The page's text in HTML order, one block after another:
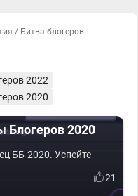
/ Битва блогеров
2022
2020
Блогеров 2020
ББ-2020. Успейте
21